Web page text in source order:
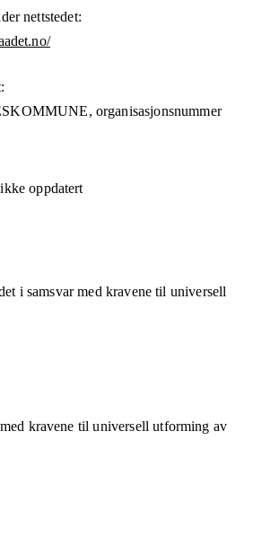
nettstedet:
organisasjonsnummer
oppdatert
i samsvar med kravene til universell
kravene til universell utforming av